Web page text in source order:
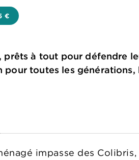
€
prêts à tout pour défendre
toutes les
impasse des